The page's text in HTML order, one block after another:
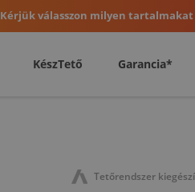
Kérjük válasszon milyen
KészTető Garancia*
Tetőrendszer